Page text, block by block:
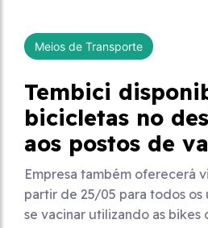
Meios de Transporte
Tembici
bicicletas no
aos postos de
Empresa também oferecerá
partir de 25/05 para todos os
se vacinar utilizando as bikes